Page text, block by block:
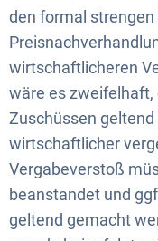
den formal
wirtschaftlicheren
wäre es zweifelhaft,
Zuschüssen
wirtschaftlicher
Vergabeverstoß
beanstandet und
geltend gemacht